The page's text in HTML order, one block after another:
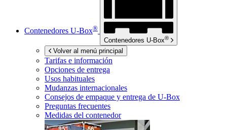
Contenedores U-Box®
Contenedores U-Box®
Volver al menú principal
Tarifas e información
Opciones de entrega
Usos habituales
Mudanzas internacionales
Consejos de empaque y entrega de U-Box
Preguntas frecuentes
Medidas del contenedor